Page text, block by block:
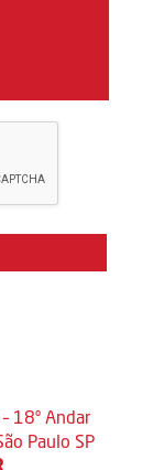
18º Andar
Paulo SP